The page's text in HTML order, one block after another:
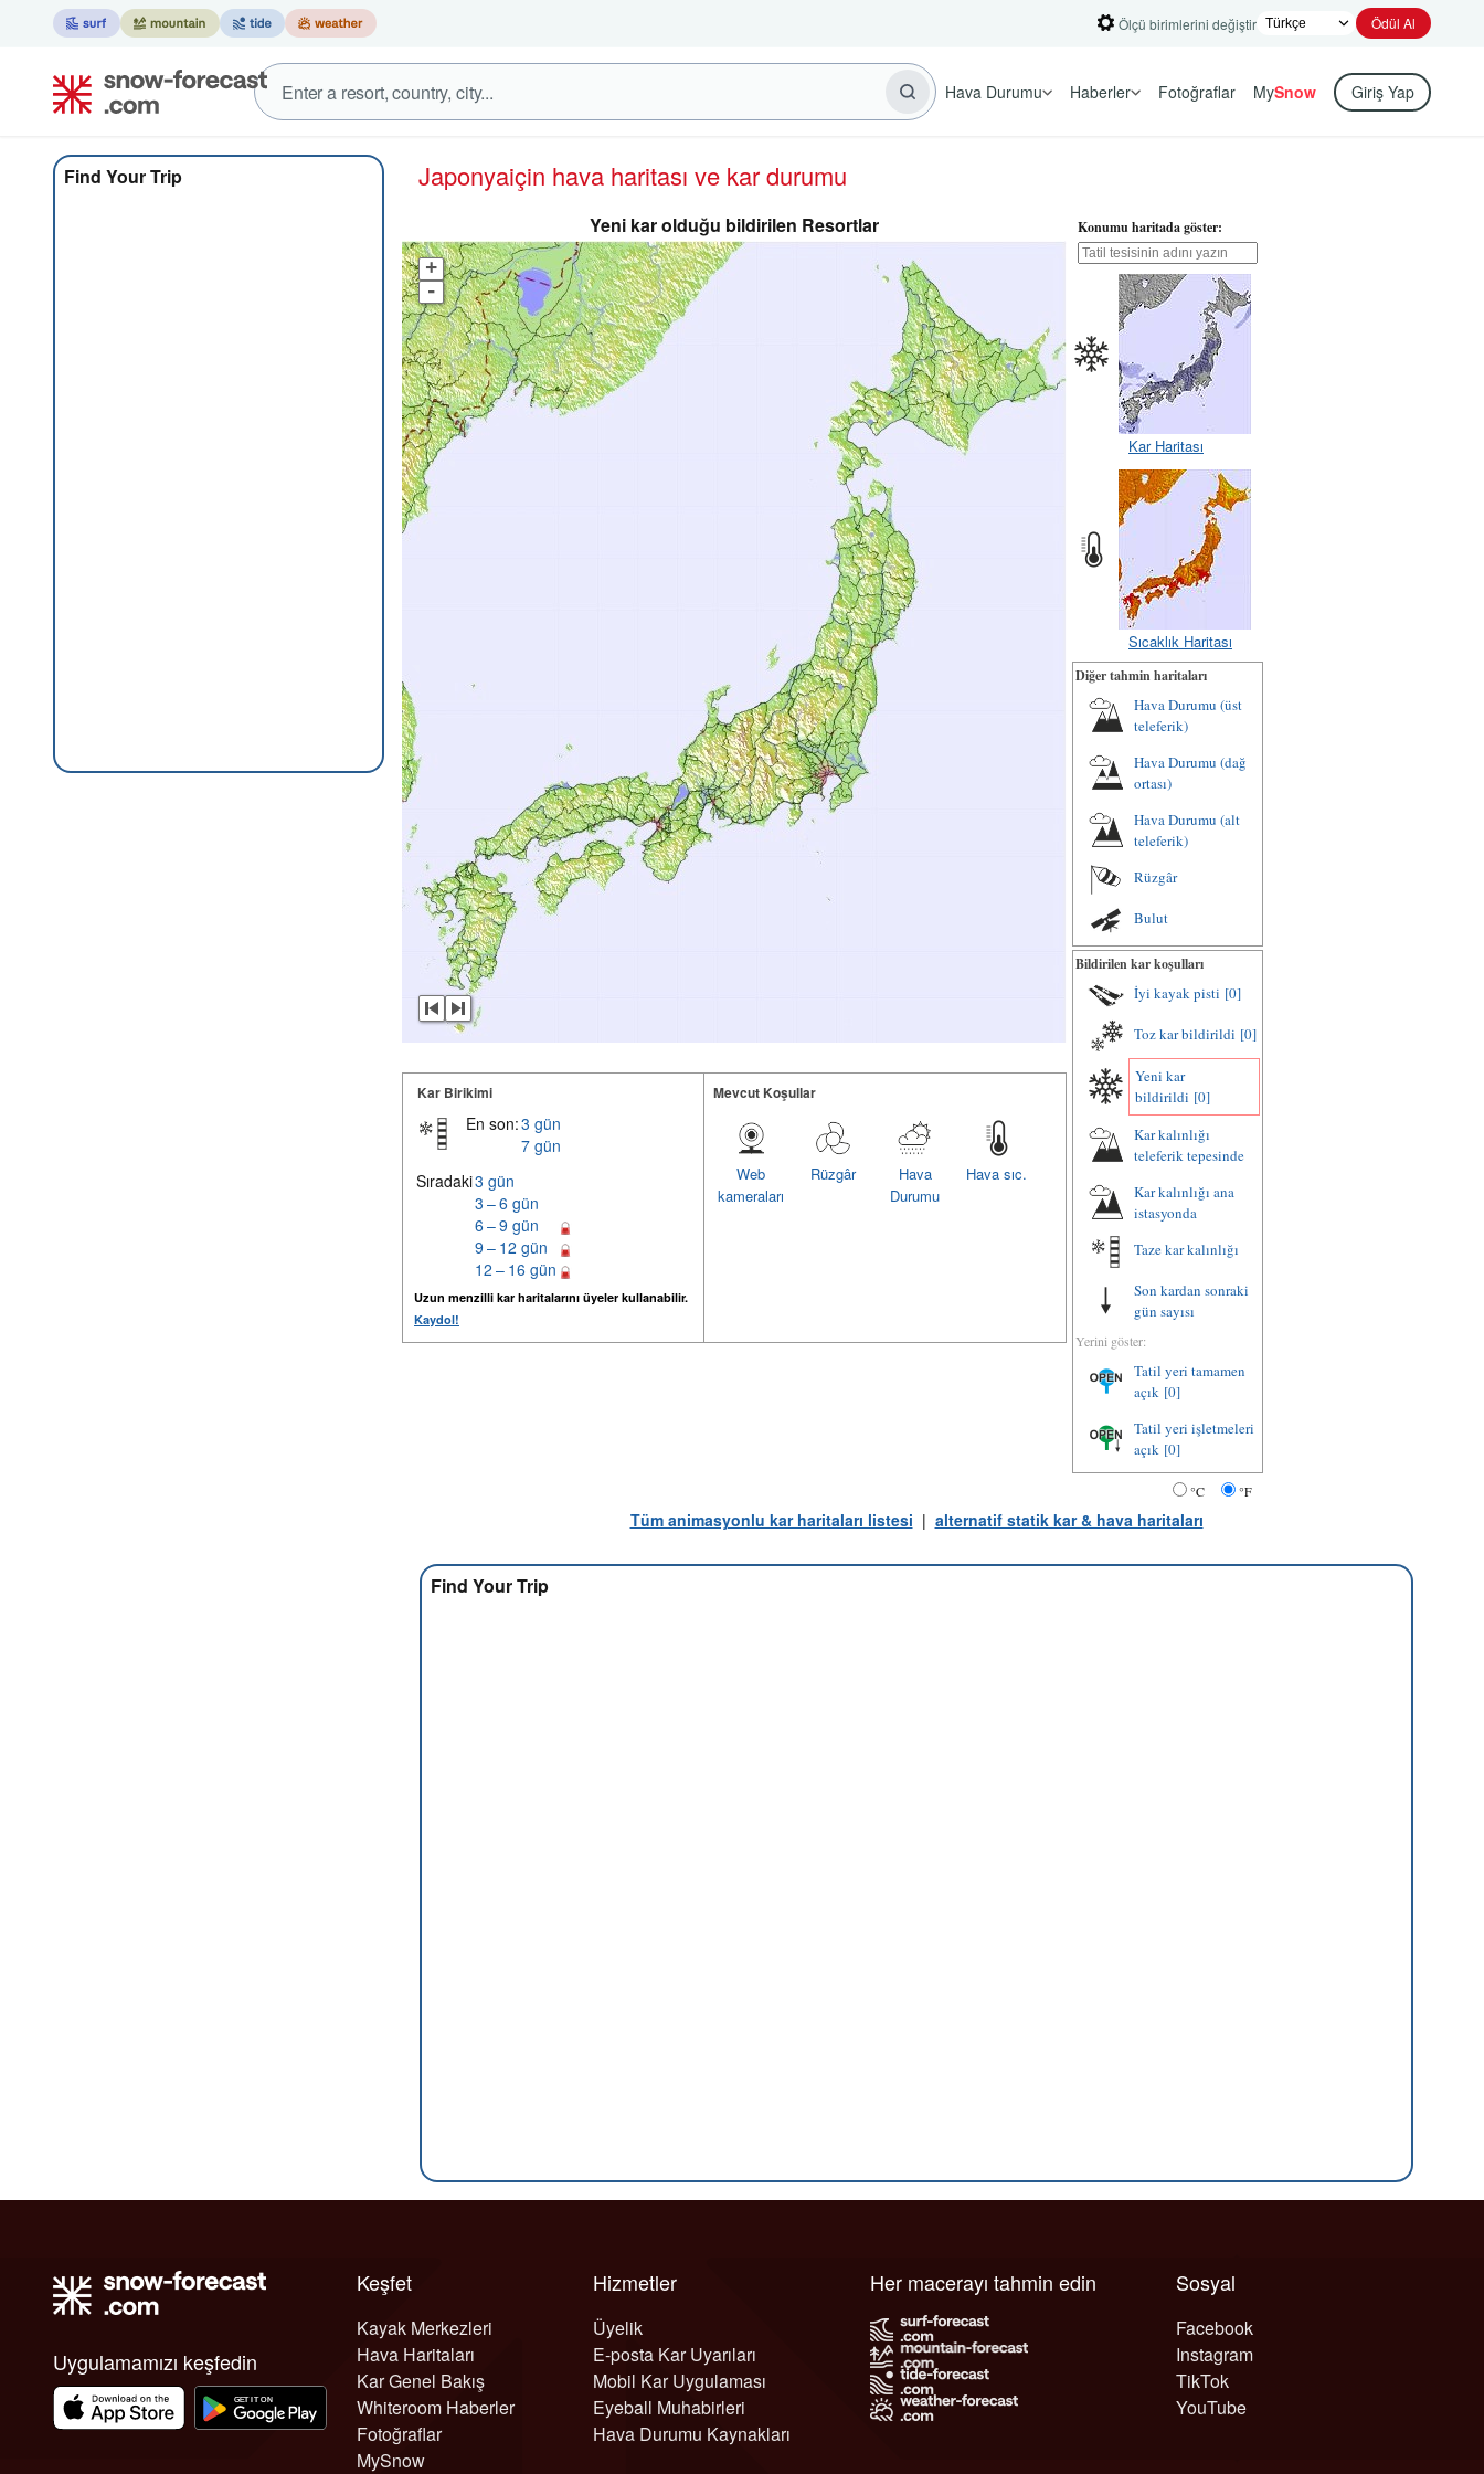
Ölçü birimlerini değiştir Ödül Al
Hava Durumu Haberler Fotoğraflar MySnow Giriş Yap
Find Your Trip Japonyaiçin hava haritası ve kar durumu
Yeni kar olduğu bildirilen Resortlar
+
-
Kar Birikimi
En son:3 gün
7 gün
Sıradaki3 gün
3 – 6 gün
6 – 9 gün
9 – 12 gün
12 – 16 gün
Uzun menzilli kar haritalarını üyeler kullanabilir.
Kaydol!
Mevcut Koşullar
Hava sıc.
Hava
Durumu
Rüzgâr
Web
kameraları
Konumu haritada göster:
Kar Haritası
Sıcaklık Haritası
Diğer tahmin haritaları
Hava Durumu (üst
teleferik)
Hava Durumu (dağ
ortası)
Hava Durumu (alt
teleferik)
Rüzgâr
Bulut
Bildirilen kar koşulları
İyi kayak pisti [0]
Toz kar bildirildi [0]
Yeni kar
bildirildi [0]
Kar kalınlığı
teleferik tepesinde
Kar kalınlığı ana
istasyonda
Taze kar kalınlığı
Son kardan sonraki
gün sayısı
Yerini göster:
Tatil yeri tamamen
açık [0]
Tatil yeri işletmeleri
açık [0]
°C °F
Tüm animasyonlu kar haritaları listesi | alternatif statik kar & hava haritaları
Find Your Trip
Uygulamamızı keşfedin
Keşfet
Kayak Merkezleri
Hava Haritaları
Kar Genel Bakış
Whiteroom Haberler
Fotoğraflar
MySnow
Hizmetler
Üyelik
E-posta Kar Uyarıları
Mobil Kar Uygulaması
Eyeball Muhabirleri
Hava Durumu Kaynakları
Sosyal
Facebook
Instagram
TikTok
YouTube
Her macerayı tahmin edin